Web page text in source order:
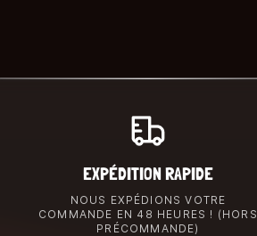
EXPÉDITION RAPIDE
NOUS EXPÉDIONS VOTRE
COMMANDE EN 48 HEURES ! (HORS
PRÉCOMMANDE)